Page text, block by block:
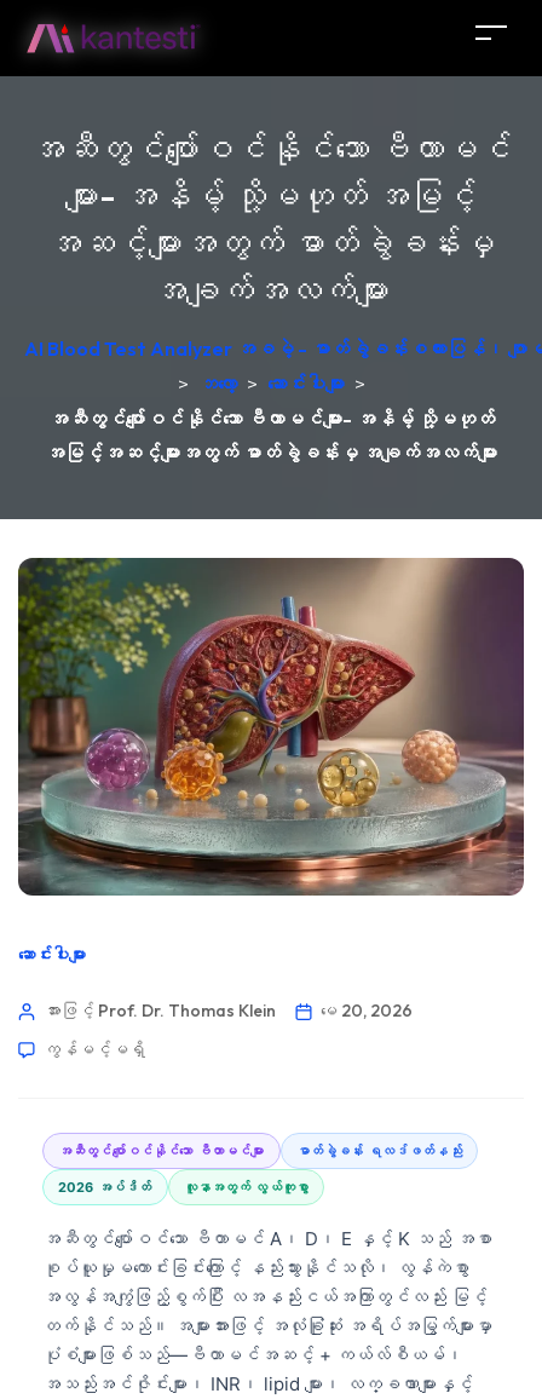
အဆီတွင်ပျော်ဝင်နိုင်သော ဗီတာမင်
များ- အနိမ့် သို့မဟုတ် အမြင့်
အဆင့်များအတွက် ဓာတ်ခွဲခန်းမှ
အချက်အလက်များ
AI Blood Test Analyzer အခမဲ့ - ဓာတ်ခွဲခန်းစကားပြန်၊
> ဘလော့ > ဆောင်းပါးများ >
အဆီတွင်ပျော်ဝင်နိုင်သော ဗီတာမင်များ- အနိမ့် သို့မဟုတ်
အမြင့်အဆင့်များအတွက် ဓာတ်ခွဲခန်းမှ အချက်အလက်များ
ဆောင်းပါးများ
အားဖြင့် Prof. Dr. Thomas Klein
မေ 20, 2026
ကွန်မင့်မရှိ
အဆီတွင်ပျော်ဝင်နိုင်သော ဗီတာမင်များ ဓာတ်ခွဲခန်း ရလဒ်ဖတ်နည်း
2026 အပ်ဒိတ် လူနာအတွက် လွယ်ကူစွာ
အဆီတွင်ပျော်ဝင်သော ဗီတာမင် A၊ D၊ E နှင့် K သည် အစာ
စုပ်ယူမှုမကောင်းခြင်းကြောင့် နည်းသွားနိုင်သလို၊ လွန်ကဲစွာ
အလွန်အကျွံဖြည့်စွက်ပြီး လအနည်းငယ်အကြာတွင်လည်း မြင့်
တက်နိုင်သည်။ အများအားဖြင့် အလုံခြုံဆုံး အရိပ်အမြွက်များမှာ
ပုံစံများဖြစ်သည်—ဗီတာမင်အဆင့် + ကယ်လ်စီယမ်၊
အသည်းအင်ဇိုင်းများ၊ INR၊ lipid များ၊ လက္ခဏာများနှင့်